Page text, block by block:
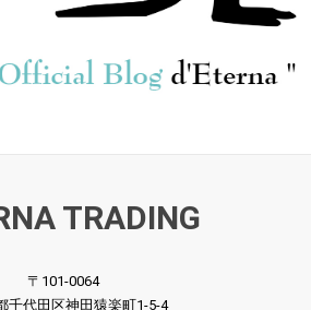
ンデル:メサイア(ハイ
TRADING
〒101-0064
千代田区神田猿楽町1-5-4